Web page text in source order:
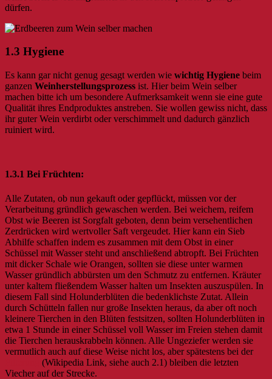
dürfen.
1.3 Hygiene
Es kann gar nicht genug gesagt werden wie wichtig Hygiene beim
ganzen Weinherstellungsprozess ist. Hier beim Wein selber
machen bitte ich um besondere Aufmerksamkeit wenn sie eine gute
Qualität ihres Endproduktes anstreben. Sie wollen gewiss nicht, dass
ihr guter Wein verdirbt oder verschimmelt und dadurch gänzlich
ruiniert wird.
1.3.1 Bei Früchten:
Alle Zutaten, ob nun gekauft oder gepflückt, müssen vor der
Verarbeitung gründlich gewaschen werden. Bei weichem, reifem
Obst wie Beeren ist Sorgfalt geboten, denn beim versehentlichen
Zerdrücken wird wertvoller Saft vergeudet. Hier kann ein Sieb
Abhilfe schaffen indem es zusammen mit dem Obst in einer
Schüssel mit Wasser steht und anschließend abtropft. Bei Früchten
mit dicker Schale wie Orangen, sollten sie diese unter warmen
Wasser gründlich abbürsten um den Schmutz zu entfernen. Kräuter
unter kaltem fließendem Wasser halten um Insekten auszuspülen. In
diesem Fall sind Holunderblüten die bedenklichste Zutat. Allein
durch Schütteln fallen nur große Insekten heraus, da aber oft noch
kleinere Tierchen in den Blüten festsitzen, sollten Holunderblüten in
etwa 1 Stunde in einer Schüssel voll Wasser im Freien stehen damit
die Tierchen herauskrabbeln können. Alle Ungeziefer werden sie
vermutlich auch auf diese Weise nicht los, aber spätestens bei der
(Wikipedia Link, siehe auch 2.1) bleiben die letzten
Viecher auf der Strecke.